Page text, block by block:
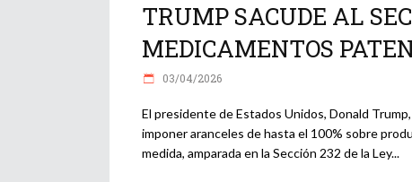
TRUMP SACUDE AL
MEDICAMENTOS
03/04/2026
El presidente de Estados Unidos, Donald
imponer aranceles de hasta el 100% sobre
medida, amparada en la Sección 232 de la Ley